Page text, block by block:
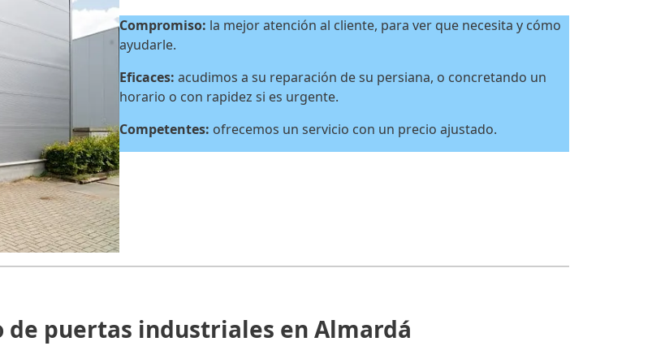
Compromiso: la mejor atención al cliente, para ver que necesita y cómo
ayudarle.
Eficaces: acudimos a su reparación de su persiana, o concretando un
horario o con rapidez si es urgente.
Competentes: ofrecemos un servicio con un precio ajustado.
puertas industriales en Almardá